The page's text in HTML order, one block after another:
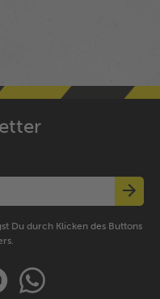
Du durch Klicken des Buttons